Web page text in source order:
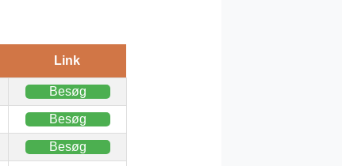
Link
Besøg
Besøg
Besøg